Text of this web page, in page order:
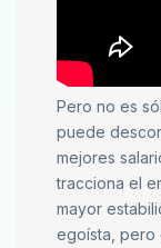
Pero no es
puede
mejores
tracciona el
mayor
egoísta, pero